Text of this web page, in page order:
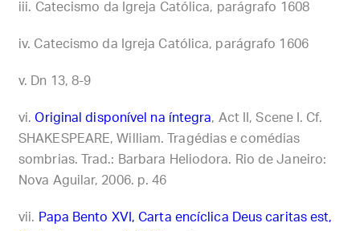
Catecismo da Igreja Católica, parágrafo 1608
Catecismo da Igreja Católica, parágrafo 1606
Dn 13, 8-9
Original disponível na íntegra, Act II, Scene I. Cf.
SHAKESPEARE, William. Tragédias e comédias
sombrias. Trad.: Barbara Heliodora. Rio de Janeiro:
Nova Aguilar, 2006. p. 46
Papa Bento XVI, Carta encíclica Deus caritas est,